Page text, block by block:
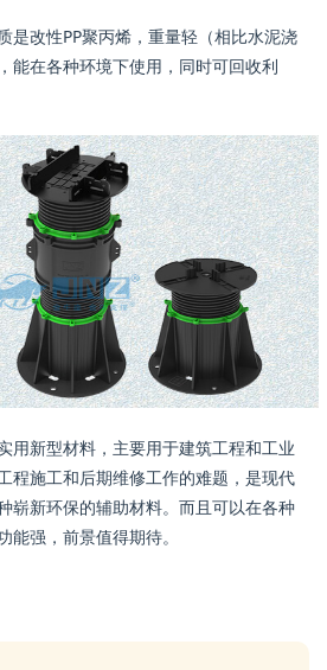
是改性PP聚丙烯，重量轻（相比水泥浇
能在各种环境下使用，同时可回收利
用新型材料，主要用于建筑工程和工业
程施工和后期维修工作的难题，是现代
崭新环保的辅助材料。而且可以在各种
强，前景值得期待。